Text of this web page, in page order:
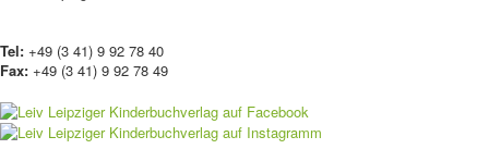
Tel: +49 (3 41) 9 92 78 40
Fax: +49 (3 41) 9 92 78 49